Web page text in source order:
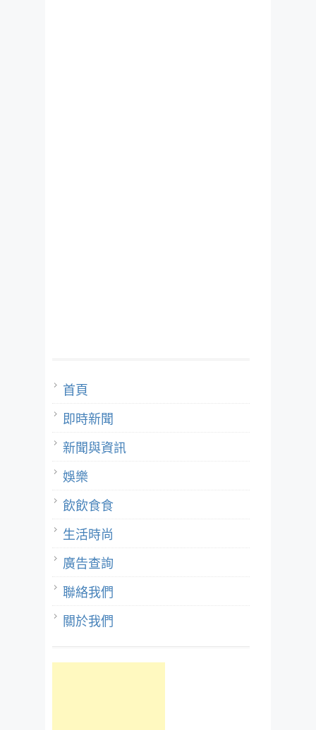
首頁
即時新聞
新聞與資訊
娛樂
飲飲食食
生活時尚
廣告查詢
聯絡我們
關於我們